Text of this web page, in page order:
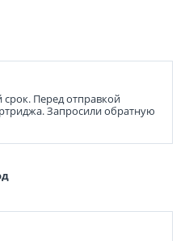
Перед отправкой
Запросили обратную